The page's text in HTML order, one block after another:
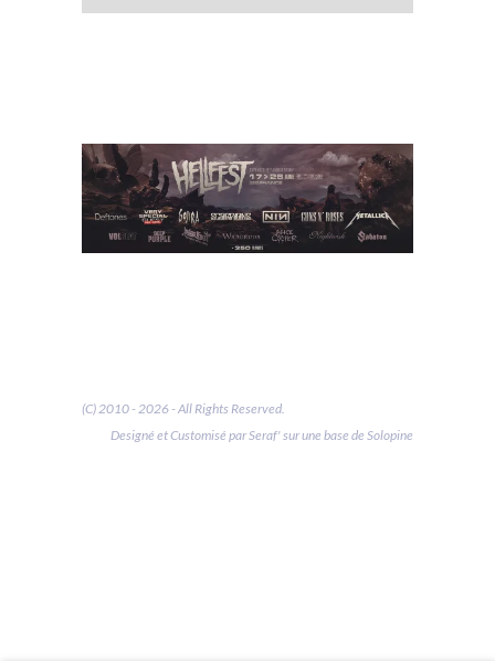
les
(C) 2010 - 2026 - All Rights Reserved.
Designé et Customisé par Seraf' sur une base de Solopine